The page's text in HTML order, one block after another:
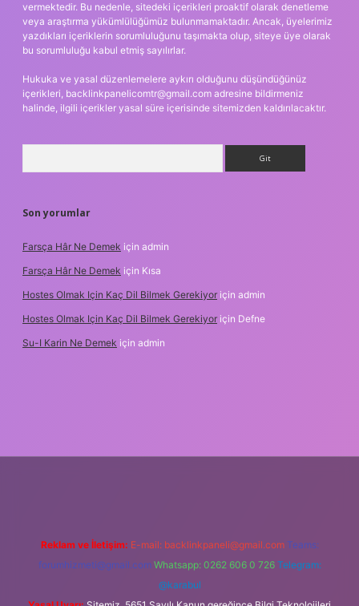
vermektedir. Bu nedenle, sitedeki içerikleri proaktif olarak denetleme
veya araştırma yükümlülüğümüz bulunmamaktadır. Ancak, üyelerimiz
yazdıkları içeriklerin sorumluluğunu taşımakta olup, siteye üye olarak
bu sorumluluğu kabul etmiş sayılırlar.
Hukuka ve yasal düzenlemelere aykırı olduğunu düşündüğünüz
içerikleri, backlinkpanelicomtr@gmail.com adresine bildirmeniz
halinde, ilgili içerikler yasal süre içerisinde sitemizden kaldırılacaktır.
Son yorumlar
Farsça Hâr Ne Demek için admin
Farsça Hâr Ne Demek için Kısa
Hostes Olmak Için Kaç Dil Bilmek Gerekiyor için admin
Hostes Olmak Için Kaç Dil Bilmek Gerekiyor için Defne
Su-I Karin Ne Demek için admin
Reklam ve İletişim: E-mail: backlinkpaneli@gmail.com Teams:
forumhizmeti@gmail.com Whatsapp: 0262 606 0 726 Telegram:
@karabul